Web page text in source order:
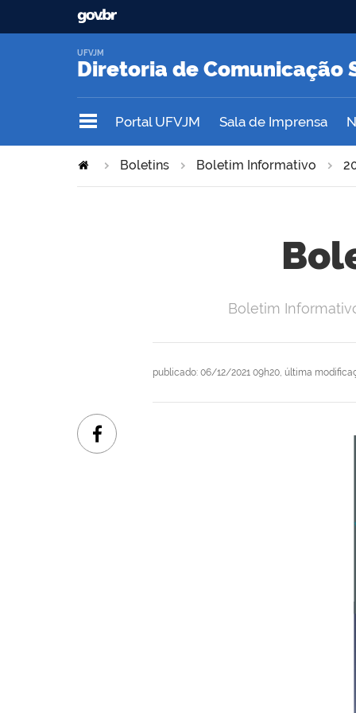
Diretoria de Comunicação
UFVJM
Portal UFVJM Sala de Imprensa
Boletins Boletim Informativo
publicado: 06/12/2021 09h20, última
Boletim